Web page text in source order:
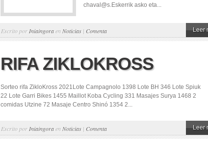
chaval@s.Eskerrik asko eta...
Escrito por Iniaingoraen Noticias | Comenta Leer
RIFA ZIKLOKROSS
Sorteo rifa ZikloKross 2021Lote Campagnolo 1398 Lote BH 346 Lote Spiuk
22 Lote Garri Bikes 1455 Maillot Koba Cycling 331 Masajes Surya 1468 2
comidas Utzine 72 Masaje Centro Shinó 1354 2...
Escrito por Iniaingoraen Noticias | Comenta Leer